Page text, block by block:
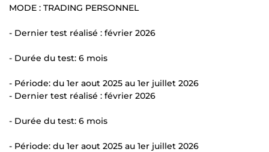
MODE : TRADING PERSONNEL
- Dernier test réalisé : février 2026
- Durée du test: 6 mois
- Période: du 1er aout 2025 au 1er juillet 2026
- Dernier test réalisé : février 2026
- Durée du test: 6 mois
- Période: du 1er aout 2025 au 1er juillet 2026